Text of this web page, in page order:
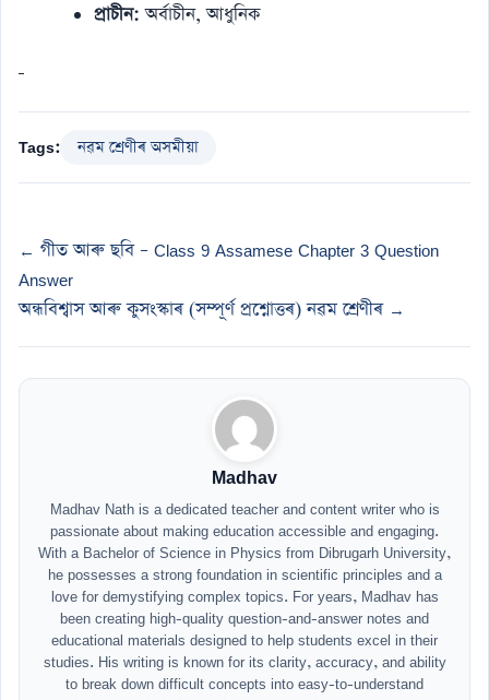
প্ৰাচীন: অৰ্বাচীন, আধুনিক
Tags: নৱম শ্ৰেণীৰ অসমীয়া
← গীত আৰু ছবি – Class 9 Assamese Chapter 3 Question
Answer
অন্ধবিশ্বাস আৰু কুসংস্কাৰ (সম্পূৰ্ণ প্ৰশ্নোত্তৰ) নৱম শ্ৰেণীৰ →
Madhav
Madhav Nath is a dedicated teacher and content writer who is
passionate about making education accessible and engaging.
With a Bachelor of Science in Physics from Dibrugarh University,
he possesses a strong foundation in scientific principles and a
love for demystifying complex topics. For years, Madhav has
been creating high-quality question-and-answer notes and
educational materials designed to help students excel in their
studies. His writing is known for its clarity, accuracy, and ability
to break down difficult concepts into easy-to-understand